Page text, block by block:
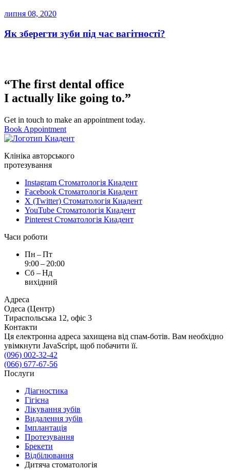
липня 08, 2020
Як зберегти зуби під час вагітності?
“The first dental office
I actually like going to.”
Get in touch to make an appointment today.
Book Appointment
Клініка авторського
протезування
Instagram Стоматологія Киадент
Facebook Стоматологія Киадент
X (Twitter) Стоматологія Киадент
YouTube Стоматологія Киадент
Pinterest Стоматологія Киадент
Часи роботи
Пн – Пт
9:00 – 20:00
Сб – Нд
вихідний
Адреса
Одеса (Центр)
Тираспольська 12, офіс 3
Контакти
Ця електронна адреса захищена від спам-ботів. Вам необхідно
увімкнути JavaScript, щоб побачити її.
(096) 002-32-42
(066) 677-67-56
Послуги
Діагностика
Гігієна
Лікування зубів
Видалення зубів
Імплантація
Протезування
Брекети
Відбілювання
Дитяча стоматологія